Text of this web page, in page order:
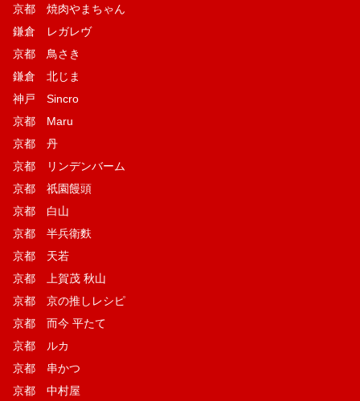
京都 焼肉やまちゃん
鎌倉 レガレヴ
京都 鳥さき
鎌倉 北じま
神戸 Sincro
京都 Maru
京都 丹
京都 リンデンバーム
京都 祇園饅頭
京都 白山
京都 半兵衛麩
京都 天若
京都 上賀茂 秋山
京都 京の推しレシピ
京都 而今 平たて
京都 ルカ
京都 串かつ
京都 中村屋